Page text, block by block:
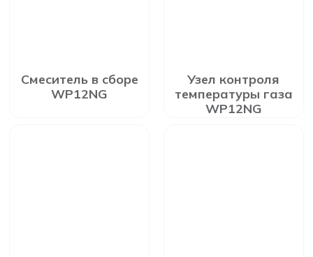
Смеситель в сборе
WP12NG
Узел контроля
температуры газа
WP12NG